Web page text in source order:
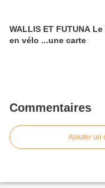
WALLIS ET FUTUNA
en vélo ...une carte
Commentaires
Ajouter un